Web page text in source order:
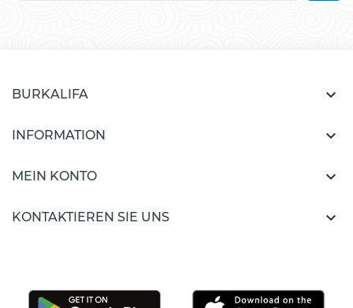
BURKALIFA 
INFORMATION 
MEIN KONTO 
KONTAKTIEREN SIE UNS 